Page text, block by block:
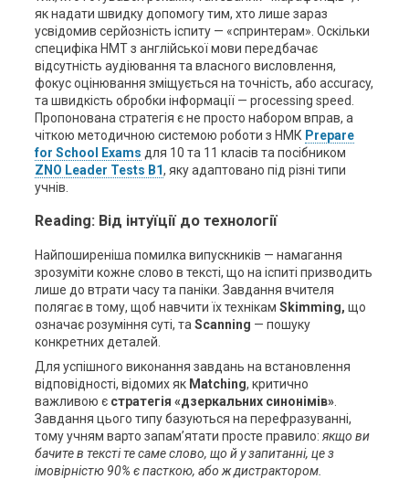
як надати швидку допомогу тим, хто лише зараз
усвідомив серйозність іспиту — «спринтерам». Оскільки
специфіка НМТ з англійської мови передбачає
відсутність аудіювання та власного висловлення,
фокус оцінювання зміщується на точність, або accuracy,
та швидкість обробки інформації — processing speed.
Пропонована стратегія є не просто набором вправ, а
чіткою методичною системою роботи з НМК Prepare
for School Exams для 10 та 11 класів та посібником
ZNO Leader Tests B1, яку адаптовано під різні типи
учнів.
Reading: Від інтуїції до технології
Найпоширеніша помилка випускників — намагання
зрозуміти кожне слово в тексті, що на іспиті призводить
лише до втрати часу та паніки. Завдання вчителя
полягає в тому, щоб навчити їх технікам Skimming, що
означає розуміння суті, та Scanning — пошуку
конкретних деталей.
Для успішного виконання завдань на встановлення
відповідності, відомих як Matching, критично
важливою є стратегія «дзеркальних синонімів».
Завдання цього типу базуються на перефразуванні,
тому учням варто запам’ятати просте правило: якщо ви
бачите в тексті те саме слово, що й у запитанні, це з
імовірністю 90% є пасткою, або ж дистрактором.